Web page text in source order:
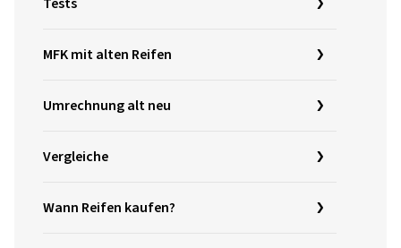
MFK mit alten Reifen
Umrechnung alt neu
Vergleiche
Wann Reifen kaufen?